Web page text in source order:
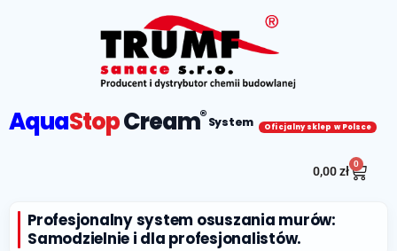
AquaStopCream®System Oficjalny sklep w Polsce
0,00zł
0
Profesjonalny system osuszania murów:
Samodzielnie i dla profesjonalistów.